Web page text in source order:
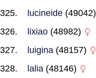
lucineide (49042)
lixiao (48982)
luigina (48157)
lalia (48146)